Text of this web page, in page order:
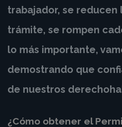
trabajador, se reducen
trámite, se rompen
lo más importante,
demostrando que
de nuestros
¿Cómo obtener el